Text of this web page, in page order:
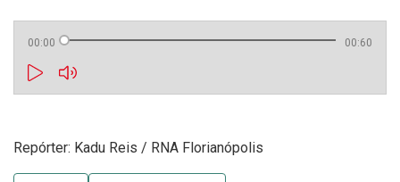
00:00 00:60
Repórter: Kadu Reis / RNA Florianópolis